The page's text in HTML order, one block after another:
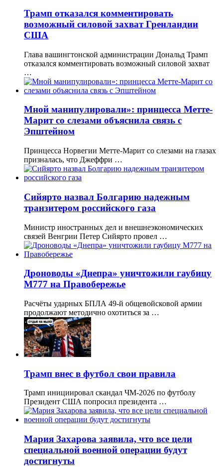
Трамп отказался комментировать
возможный силовой захват Гренландии
США
Глава вашингтонской администрации Дональд Трамп
отказался комментировать возможный силовой захват
…
Мной манипулировали»: принцесса Метте-
Марит со слезами объяснила связь с
Эпштейном
Принцесса Норвегии Метте-Марит со слезами на глазах
призналась, что Джеффри …
Сийярто назвал Болгарию надежным
транзитером российского газа
Министр иностранных дел и внешнеэкономических
связей Венгрии Петер Сийярто провел …
Дроноводы «Днепра» уничтожили гаубицу
М777 на Правобережье
Расчёты ударных БПЛА 49-й общевойсковой армии
продолжают методично охотиться за …
Трамп внес в футбол свои правила
Трамп инициировал скандал ЧМ-2026 по футболу
Президент США попросил президента …
Мария Захарова заявила, что все цели
специальной военной операции будут
достигнуты